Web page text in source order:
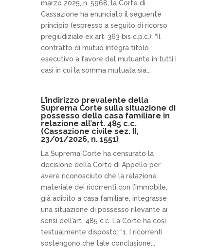
marzo 2025, n. 5968, la Corte di
Cassazione ha enunciato il seguente
principio (espresso a seguito di ricorso
pregiudiziale ex art. 363 bis c.p.c.): “Il
contratto di mutuo integra titolo
esecutivo a favore del mutuante in tutti i
casi in cui la somma mutuata sia...
L’indirizzo prevalente della
Suprema Corte sulla situazione di
possesso della casa familiare in
relazione all’art. 485 c.c.
(Cassazione civile sez. II,
23/01/2026, n. 1551)
La Suprema Corte ha censurato la
decisione della Corte di Appello per
avere riconosciuto che la relazione
materiale dei ricorrenti con l’immobile,
già adibito a casa familiare, integrasse
una situazione di possesso rilevante ai
sensi dell’art. 485 c.c. La Corte ha così
testualmente disposto: “1. I ricorrenti
sostengono che tale conclusione...